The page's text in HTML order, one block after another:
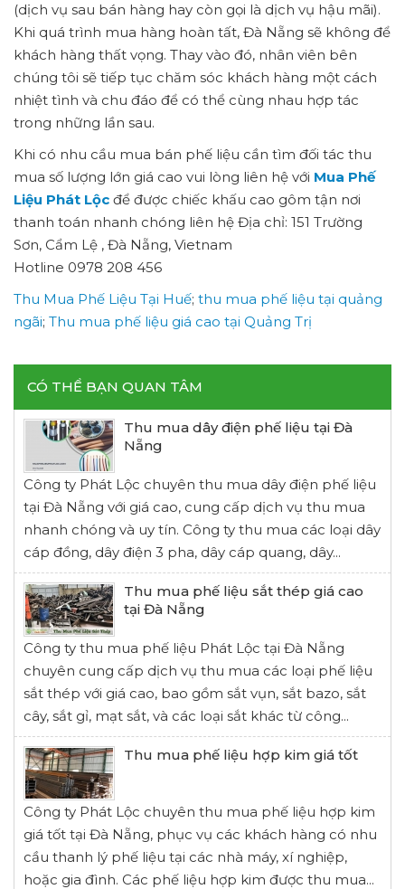
(dịch vụ sau bán hàng hay còn gọi là dịch vụ hậu mãi).
Khi quá trình mua hàng hoàn tất, Đà Nẵng sẽ không để
khách hàng thất vọng. Thay vào đó, nhân viên bên
chúng tôi sẽ tiếp tục chăm sóc khách hàng một cách
nhiệt tình và chu đáo để có thể cùng nhau hợp tác
trong những lần sau.
Khi có nhu cầu mua bán phế liệu cần tìm đối tác thu
mua số lượng lớn giá cao vui lòng liên hệ với Mua Phế
Liệu Phát Lộc để được chiếc khấu cao gôm tận nơi
thanh toán nhanh chóng liên hệ Địa chỉ: 151 Trường
Sơn, Cẩm Lệ , Đà Nẵng, Vietnam
Hotline 0978 208 456
Thu Mua Phế Liệu Tại Huế; thu mua phế liệu tại quảng
ngãi; Thu mua phế liệu giá cao tại Quảng Trị
CÓ THỂ BẠN QUAN TÂM
Thu mua dây điện phế liệu tại Đà
Nẵng
Công ty Phát Lộc chuyên thu mua dây điện phế liệu
tại Đà Nẵng với giá cao, cung cấp dịch vụ thu mua
nhanh chóng và uy tín. Công ty thu mua các loại dây
cáp đồng, dây điện 3 pha, dây cáp quang, dây...
Thu mua phế liệu sắt thép giá cao
tại Đà Nẵng
Công ty thu mua phế liệu Phát Lộc tại Đà Nẵng
chuyên cung cấp dịch vụ thu mua các loại phế liệu
sắt thép với giá cao, bao gồm sắt vụn, sắt bazo, sắt
cây, sắt gỉ, mạt sắt, và các loại sắt khác từ công...
Thu mua phế liệu hợp kim giá tốt
Công ty Phát Lộc chuyên thu mua phế liệu hợp kim
giá tốt tại Đà Nẵng, phục vụ các khách hàng có nhu
cầu thanh lý phế liệu tại các nhà máy, xí nghiệp,
hoặc gia đình. Các phế liệu hợp kim được thu mua...